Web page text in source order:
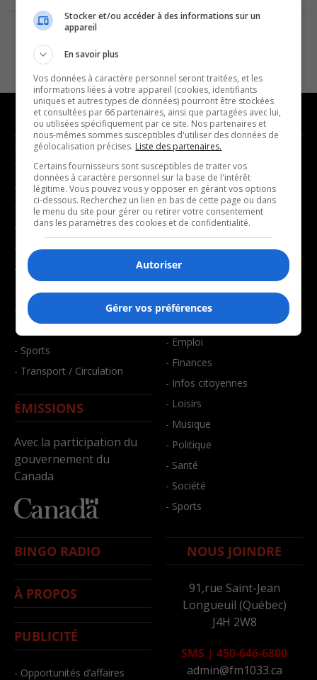
NOUVELLES
- Affaires municipales
- Communauté / Social
- Culture
- Économie
- Éducation
- Environnement
- Faits divers
- Santé et bien-être
- Sports
- Transport / Circulation
ÉMISSIONS
Avec la participation du
gouvernement du
Canada
MUSIQUE
- Décompte franco
- Joué récemment
BALADOS
- Affaires
- Art de vivre
- Bien-être
- Emploi
- Finances
- Infos citoyennes
- Loisirs
- Musique
- Politique
- Santé
- Société
- Sports
BINGO RADIO
À PROPOS
PUBLICITÉ
- Opportunités d’affaires
NOUS JOINDRE
91,rue Saint-Jean
Longueuil (Québec)
J4H 2W8
SMS | 450-646-6800
admin@fm1033.ca
Stocker et/ou accéder à des informations sur un
appareil
En savoir plus
Vos données à caractère personnel seront traitées, et les
informations liées à votre appareil (cookies, identifiants
uniques et autres types de données) pourront être stockées
et consultées par 66 partenaires, ainsi que partagées avec lui,
ou utilisées spécifiquement par ce site. Nos partenaires et
nous-mêmes sommes susceptibles d'utiliser des données de
géolocalisation précises. Liste des partenaires.
Certains fournisseurs sont susceptibles de traiter vos
données à caractère personnel sur la base de l'intérêt
légitime. Vous pouvez vous y opposer en gérant vos options
ci-dessous. Recherchez un lien en bas de cette page ou dans
le menu du site pour gérer ou retirer votre consentement
dans les paramètres des cookies et de confidentialité.
Autoriser
Gérer vos préférences